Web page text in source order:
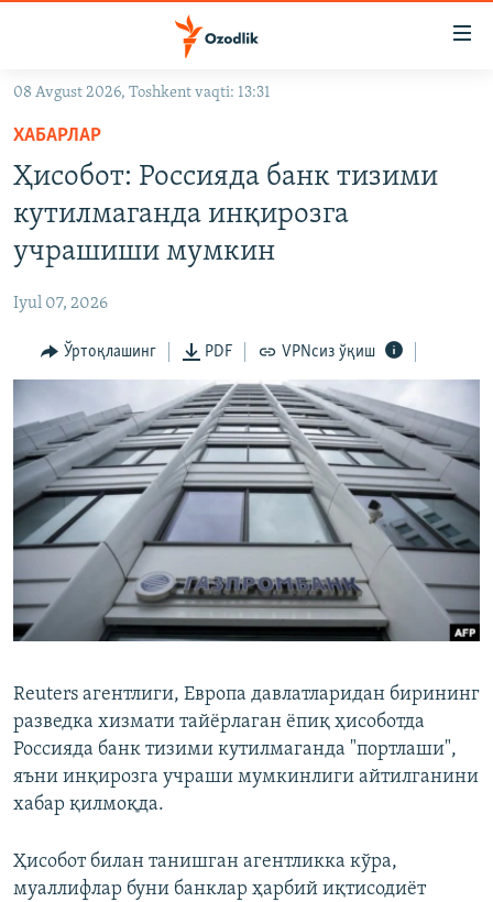
Асосий
навигацияга
ўтинг
Қидиришга
ўтинг
OZODVIDEO
OZODARXIV
На русском
ИЖТИМОИЙ ТАРМОҚЛАР
Озодлик бошқа тилларда
08 Avgust 2026, Toshkent vaqti: 13:31
ХАБАРЛАР
Ҳисобот: Россияда банк тизими
кутилмаганда инқирозга
учрашиши мумкин
Iyul 07, 2026
Ўртоқлашинг PDF VPNсиз ўқиш
Reuters агентлиги, Европа давлатларидан бирининг
разведка хизмати тайёрлаган ёпиқ ҳисоботда
Россияда банк тизими кутилмаганда "портлаши",
яъни инқирозга учраши мумкинлиги айтилганини
хабар қилмоқда.
Ҳисобот билан танишган агентликка кўра,
муаллифлар буни банклар ҳарбий иқтисодиёт